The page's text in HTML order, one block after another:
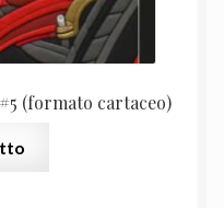
(formato cartaceo)